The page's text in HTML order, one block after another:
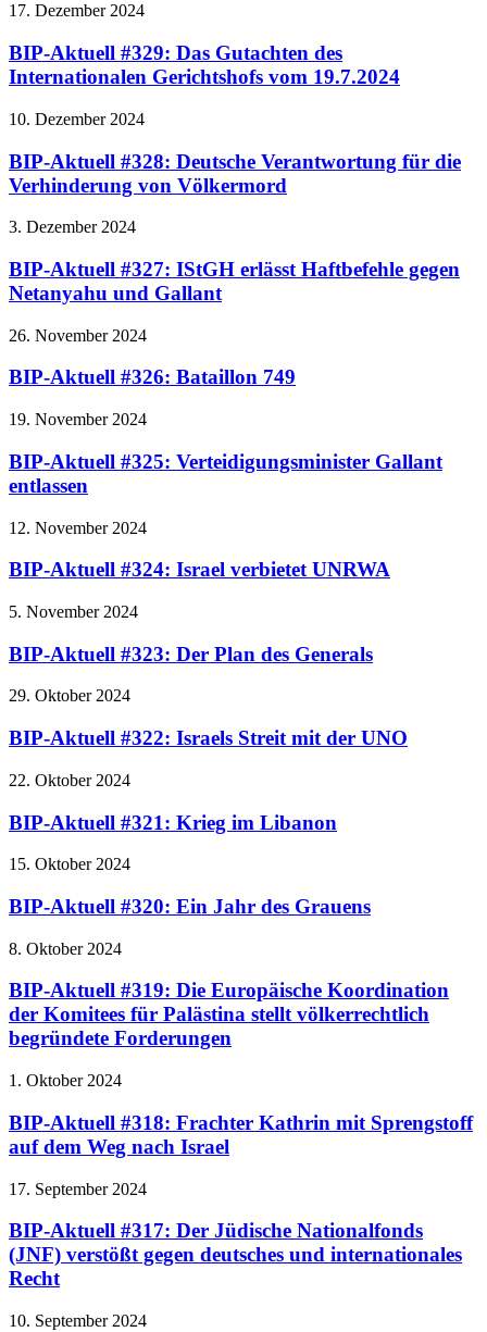
17. Dezember 2024
BIP-Aktuell #329: Das Gutachten des
Internationalen Gerichtshofs vom 19.7.2024
10. Dezember 2024
BIP-Aktuell #328: Deutsche Verantwortung für die
Verhinderung von Völkermord
3. Dezember 2024
BIP-Aktuell #327: IStGH erlässt Haftbefehle gegen
Netanyahu und Gallant
26. November 2024
BIP-Aktuell #326: Bataillon 749
19. November 2024
BIP-Aktuell #325: Verteidigungsminister Gallant
entlassen
12. November 2024
BIP-Aktuell #324: Israel verbietet UNRWA
5. November 2024
BIP-Aktuell #323: Der Plan des Generals
29. Oktober 2024
BIP-Aktuell #322: Israels Streit mit der UNO
22. Oktober 2024
BIP-Aktuell #321: Krieg im Libanon
15. Oktober 2024
BIP-Aktuell #320: Ein Jahr des Grauens
8. Oktober 2024
BIP-Aktuell #319: Die Europäische Koordination
der Komitees für Palästina stellt völkerrechtlich
begründete Forderungen
1. Oktober 2024
BIP-Aktuell #318: Frachter Kathrin mit Sprengstoff
auf dem Weg nach Israel
17. September 2024
BIP-Aktuell #317: Der Jüdische Nationalfonds
(JNF) verstößt gegen deutsches und internationales
Recht
10. September 2024